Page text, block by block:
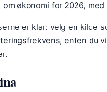
om økonomi for 2026,
er klar: velg en kilde
enten du